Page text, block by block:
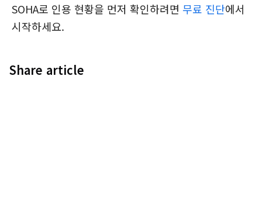
SOHA로 인용 현황을 먼저 확인하려면 무료 진단에서
시작하세요.
Share article